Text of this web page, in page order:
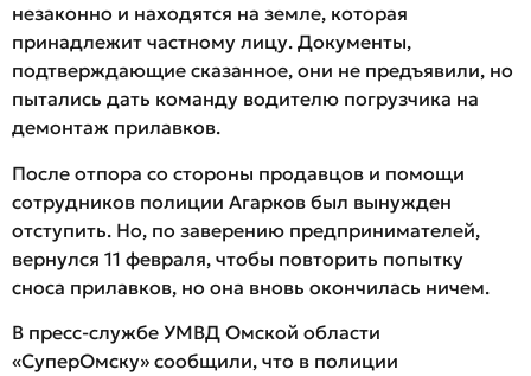
незаконно и находятся на земле, которая
принадлежит частному лицу. Документы,
подтверждающие сказанное, они не предъявили, но
пытались дать команду водителю погрузчика на
демонтаж прилавков.
После отпора со стороны продавцов и помощи
сотрудников полиции Агарков был вынужден
отступить. Но, по заверению предпринимателей,
вернулся 11 февраля, чтобы повторить попытку
сноса прилавков, но она вновь окончилась ничем.
В пресс-службе УМВД Омской области
«СуперОмску» сообщили, что в полиции